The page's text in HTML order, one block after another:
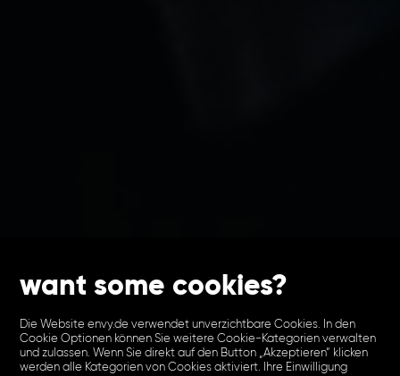
want some cookies?
Die Website envy.de verwendet unverzichtbare Cookies. In den
Cookie Optionen können Sie weitere Cookie-Kategorien verwalten
und zulassen. Wenn Sie direkt auf den Button „Akzeptieren“ klicken
werden alle Kategorien von Cookies aktiviert. Ihre Einwilligung